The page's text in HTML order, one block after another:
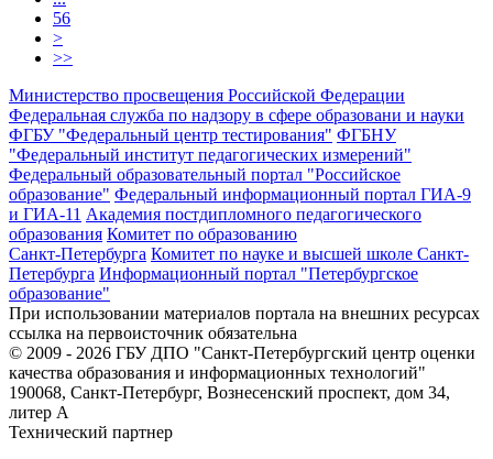
56
>
>>
Министерство просвещения Российской Федерации
Федеральная служба по надзору в сфере образовани и науки
ФГБУ "Федеральный центр тестирования" ФГБНУ
"Федеральный институт педагогических измерений"
Федеральный образовательный портал "Российское
образование" Федеральный информационный портал ГИА-9
и ГИА-11 Академия постдипломного педагогического
образования Комитет по образованию
Санкт-Петербурга Комитет по науке и высшей школе Санкт-
Петербурга Информационный портал "Петербургское
образование"
При использовании материалов портала на внешних ресурсах
ссылка на первоисточник обязательна
© 2009 - 2026 ГБУ ДПО "Санкт-Петербургский центр оценки
качества образования и информационных технологий"
190068, Санкт-Петербург, Вознесенский проспект, дом 34,
литер А
Технический партнер